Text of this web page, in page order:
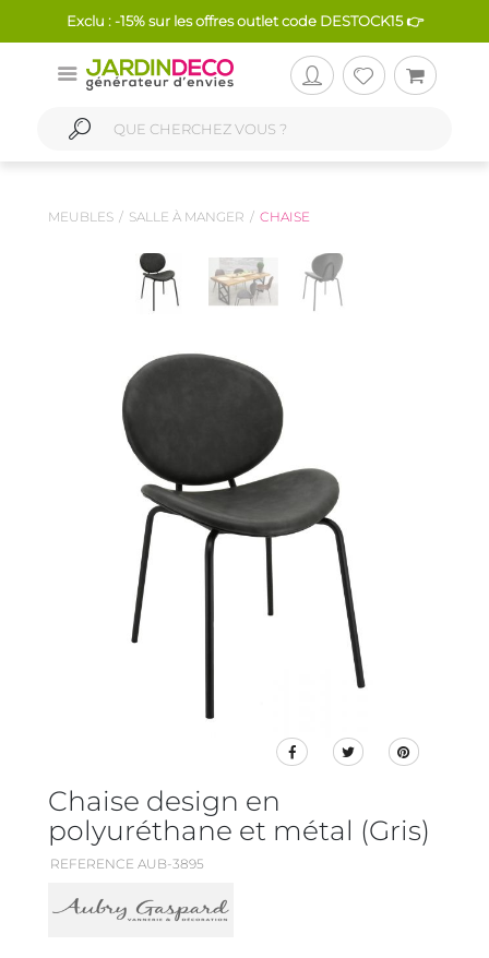
Exclu : -15% sur les offres outlet code DESTOCK15 👉
MEUBLES SALLE À MANGER CHAISE
Chaise design en
polyuréthane et métal (Gris)
REFERENCE AUB-3895